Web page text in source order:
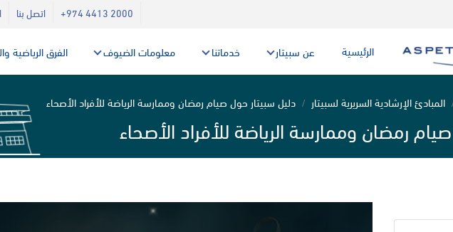
+974 4413 2000 اتصل بنا
الرئيسية عن سبيتار خدماتنا معلومات الضيوف الفرق الرياضية
المبادئ الإرشادية السريرية لسبيتار دليل سبيتار حول صيام رمضان وممارسة الرياضة للأفراد الأصحاء
رمضان وممارسة الرياضة للأفراد الأصحاء